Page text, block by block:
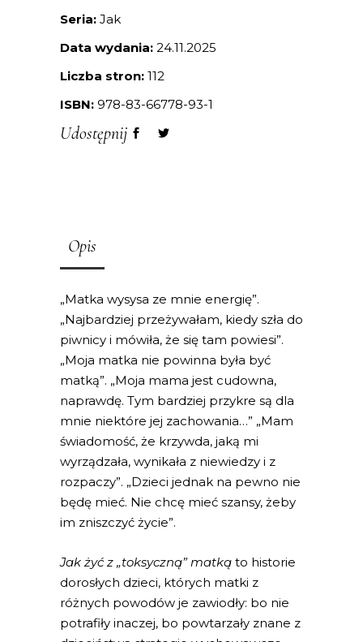
Seria: Jak
Data wydania: 24.11.2025
Liczba stron: 112
ISBN: 978-83-66778-93-1
Udostępnij
Opis
„Matka wysysa ze mnie energię”.
„Najbardziej przeżywałam, kiedy szła do
piwnicy i mówiła, że się tam powiesi”.
„Moja matka nie powinna była być
matką”. „Moja mama jest cudowna,
naprawdę. Tym bardziej przykre są dla
mnie niektóre jej zachowania…” „Mam
świadomość, że krzywda, jaką mi
wyrządzała, wynikała z niewiedzy i z
rozpaczy”. „Dzieci jednak na pewno nie
będę mieć. Nie chcę mieć szansy, żeby
im zniszczyć życie”.
Jak żyć z „toksyczną” matką to historie
dorosłych dzieci, których matki z
różnych powodów je zawiodły: bo nie
potrafiły inaczej, bo powtarzały znane z